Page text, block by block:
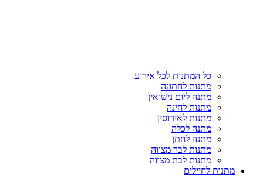
כל המתנות לכל אירוע
מתנות לחתונה
מתנה ליום נישואין
מתנות לחינה
מתנות לאירוסין
מתנה לכלה
מתנה לחתן
מתנות לבר מצווה
מתנות לבת מצווה
מתנות לחיילים